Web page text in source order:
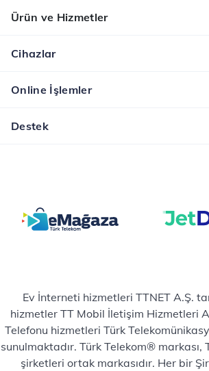
Ürün ve Hizmetler
Cihazlar
Online İşlemler
Destek
Ev İnterneti hizmetleri TTNET A.Ş.
hizmetler TT Mobil İletişim Hizmetleri
Telefonu hizmetleri Türk
sunulmaktadır. Türk Telekom® markası,
şirketleri ortak markasıdır. Her bir